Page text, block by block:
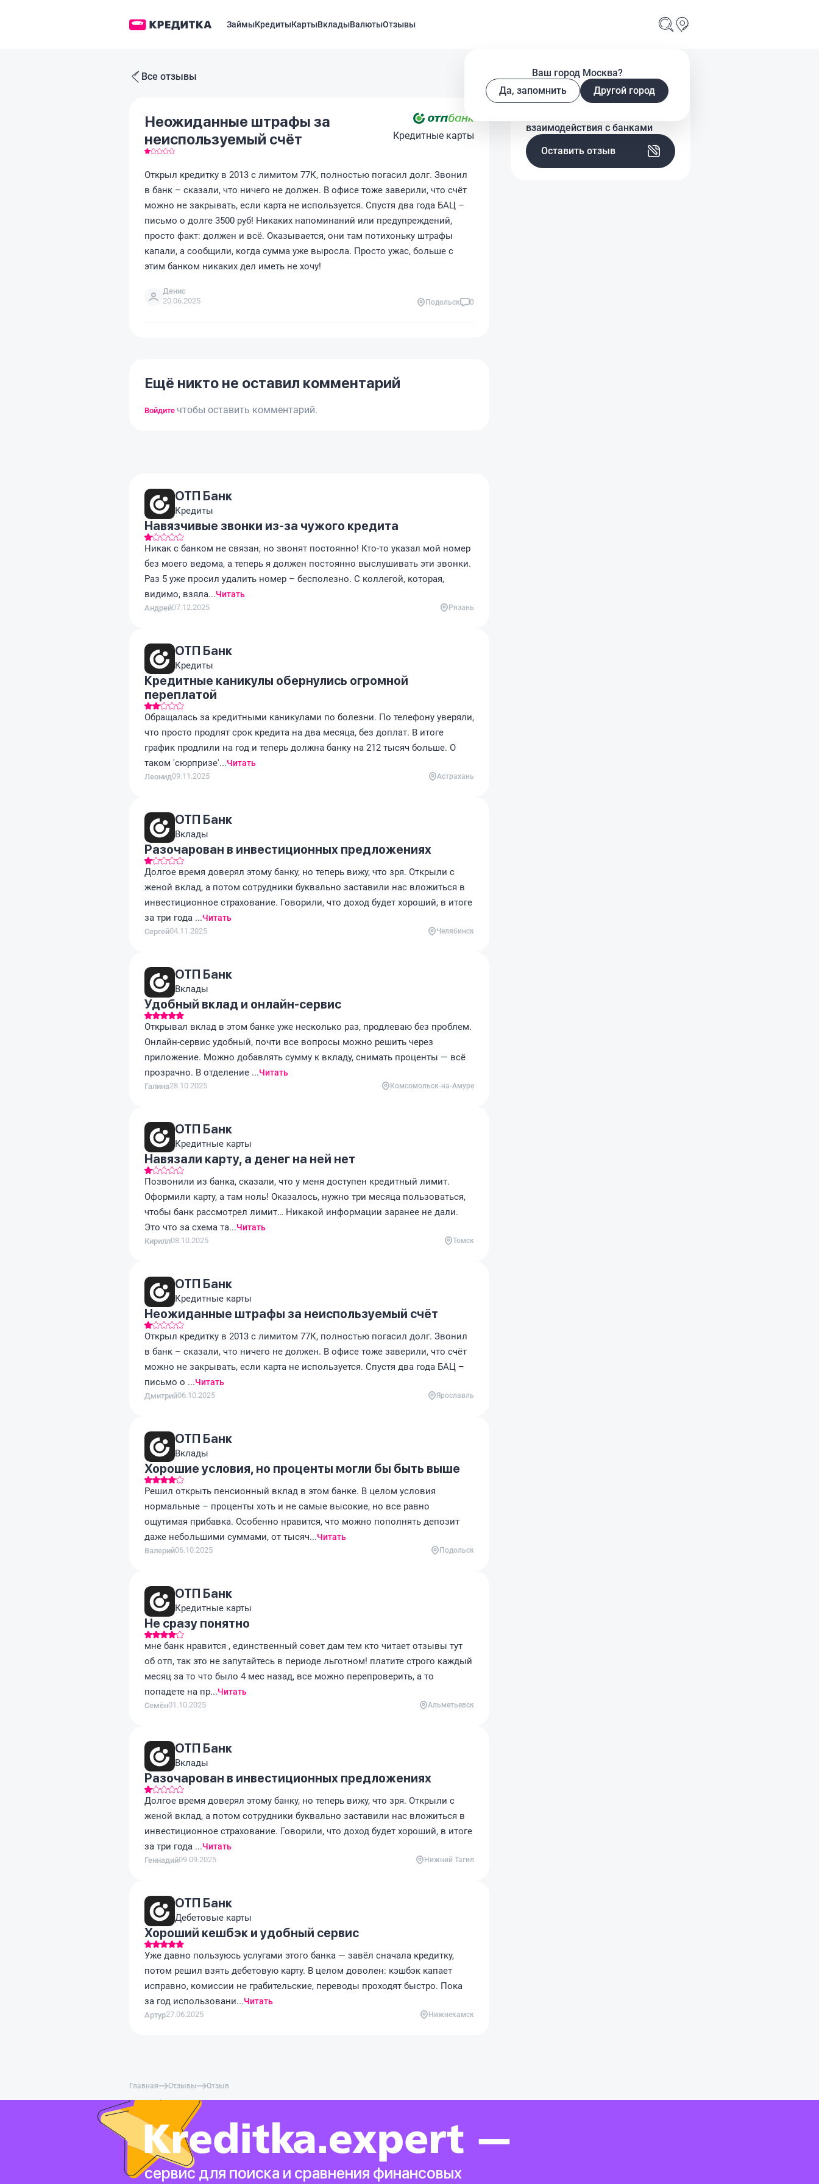
ЗаймыКредитыКартыВкладыВалютыОтзывы
Ваш город Москва?
Да, запомнить
Другой город
Все отзывы
Неожиданные штрафы за
неиспользуемый счёт
Кредитные карты
Открыл кредитку в 2013 с лимитом 77К, полностью погасил долг. Звонил
в банк – сказали, что ничего не должен. В офисе тоже заверили, что счёт
можно не закрывать, если карта не используется. Спустя два года БАЦ –
письмо о долге 3500 руб! Никаких напоминаний или предупреждений,
просто факт: должен и всё. Оказывается, они там потихоньку штрафы
капали, а сообщили, когда сумма уже выросла. Просто ужас, больше с
этим банком никаких дел иметь не хочу!
Денис
20.06.2025
Подольск 0
Ещё никто не оставил комментарий
Войдите чтобы оставить комментарий.
ОТП Банк
Кредиты
Навязчивые звонки из-за чужого кредита
Никак с банком не связан, но звонят постоянно! Кто-то указал мой номер
без моего ведома, а теперь я должен постоянно выслушивать эти звонки.
Раз 5 уже просил удалить номер – бесполезно. С коллегой, которая,
видимо, взяла...Читать
Андрей07.12.2025 Рязань
ОТП Банк
Кредиты
Кредитные каникулы обернулись огромной
переплатой
Обращалась за кредитными каникулами по болезни. По телефону уверяли,
что просто продлят срок кредита на два месяца, без доплат. В итоге
график продлили на год и теперь должна банку на 212 тысяч больше. О
таком 'сюрпризе'...Читать
Леонид09.11.2025 Астрахань
ОТП Банк
Вклады
Разочарован в инвестиционных предложениях
Долгое время доверял этому банку, но теперь вижу, что зря. Открыли с
женой вклад, а потом сотрудники буквально заставили нас вложиться в
инвестиционное страхование. Говорили, что доход будет хороший, в итоге
за три года ...Читать
Сергей04.11.2025 Челябинск
ОТП Банк
Вклады
Удобный вклад и онлайн-сервис
Открывал вклад в этом банке уже несколько раз, продлеваю без проблем.
Онлайн-сервис удобный, почти все вопросы можно решить через
приложение. Можно добавлять сумму к вкладу, снимать проценты — всё
прозрачно. В отделение ...Читать
Галина28.10.2025 Комсомольск-на-Амуре
ОТП Банк
Кредитные карты
Навязали карту, а денег на ней нет
Позвонили из банка, сказали, что у меня доступен кредитный лимит.
Оформили карту, а там ноль! Оказалось, нужно три месяца пользоваться,
чтобы банк рассмотрел лимит… Никакой информации заранее не дали.
Это что за схема та...Читать
Кирилл08.10.2025 Томск
ОТП Банк
Кредитные карты
Неожиданные штрафы за неиспользуемый счёт
Открыл кредитку в 2013 с лимитом 77К, полностью погасил долг. Звонил
в банк – сказали, что ничего не должен. В офисе тоже заверили, что счёт
можно не закрывать, если карта не используется. Спустя два года БАЦ –
письмо о ...Читать
Дмитрий06.10.2025 Ярославль
ОТП Банк
Вклады
Хорошие условия, но проценты могли бы быть выше
Решил открыть пенсионный вклад в этом банке. В целом условия
нормальные – проценты хоть и не самые высокие, но все равно
ощутимая прибавка. Особенно нравится, что можно пополнять депозит
даже небольшими суммами, от тысяч...Читать
Валерий06.10.2025 Подольск
ОТП Банк
Кредитные карты
Не сразу понятно
мне банк нравится , единственный совет дам тем кто читает отзывы тут
об отп, так это не запутайтесь в периоде льготном! платите строго каждый
месяц за то что было 4 мес назад, все можно перепроверить, а то
попадете на пр...Читать
Семён01.10.2025 Альметьевск
ОТП Банк
Вклады
Разочарован в инвестиционных предложениях
Долгое время доверял этому банку, но теперь вижу, что зря. Открыли с
женой вклад, а потом сотрудники буквально заставили нас вложиться в
инвестиционное страхование. Говорили, что доход будет хороший, в итоге
за три года ...Читать
Геннадий09.09.2025 Нижний Тагил
ОТП Банк
Дебетовые карты
Хороший кешбэк и удобный сервис
Уже давно пользуюсь услугами этого банка — завёл сначала кредитку,
потом решил взять дебетовую карту. В целом доволен: кэшбэк капает
исправно, комиссии не грабительские, переводы проходят быстро. Пока
за год использовани...Читать
Артур27.06.2025 Нижнекамск
взаимодействия с банками
Оставить отзыв
Главная Отзывы Отзыв
сервис для поиска и сравнения финансовых